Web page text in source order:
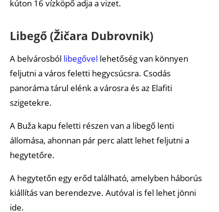
kúton 16 vízköpő adja a vizet.
Libegő (Žičara Dubrovnik)
A belvárosból libegővel lehetőség van könnyen
feljutni a város feletti hegycsúcsra. Csodás
panoráma tárul elénk a városra és az Elafiti
szigetekre.
A Buža kapu feletti részen van a libegő lenti
állomása, ahonnan pár perc alatt lehet feljutni a
hegytetőre.
A hegytetőn egy erőd található, amelyben háborús
kiállítás van berendezve. Autóval is fel lehet jönni
ide.